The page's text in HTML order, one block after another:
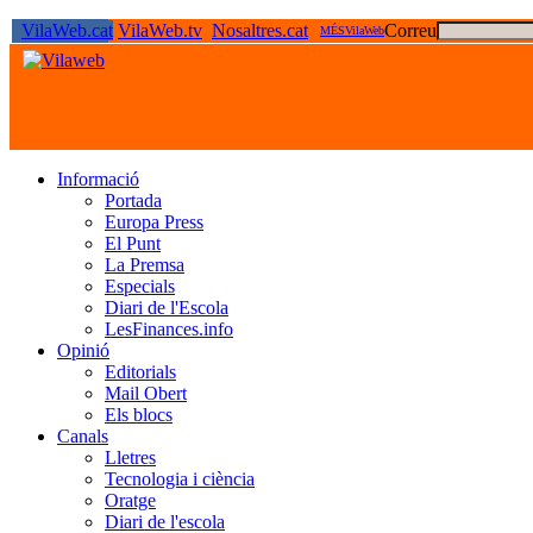
VilaWeb.cat VilaWeb.tv Nosaltres.cat MÉSVilaWebCorreu
Informació
Portada
Europa Press
El Punt
La Premsa
Especials
Diari de l'Escola
LesFinances.info
Opinió
Editorials
Mail Obert
Els blocs
Canals
Lletres
Tecnologia i ciència
Oratge
Diari de l'escola